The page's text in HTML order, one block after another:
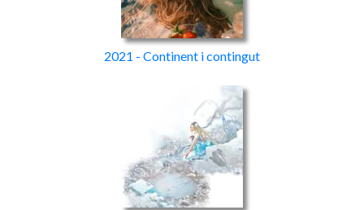
2021 - Continent i contingut